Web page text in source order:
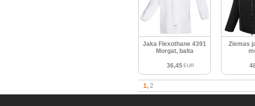
Jaka Flexothane 4391
Morgat, balta
36,45 EUR
Ziemas
1 2